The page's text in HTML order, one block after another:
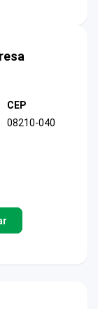
CEP
08210-040